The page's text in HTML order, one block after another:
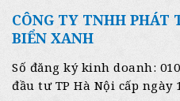
CÔNG TY TNHH PHÁT
BIỂN XANH
Số đăng ký kinh doanh:
đầu tư TP Hà Nội cấp ngày